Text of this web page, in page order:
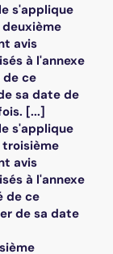
s'applique
avis
à l'annexe
de ce
sa date de
[...]
s'applique
avis
à l'annexe
de ce
de sa date